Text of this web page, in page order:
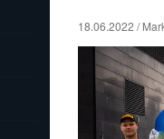
18.06.2022 /